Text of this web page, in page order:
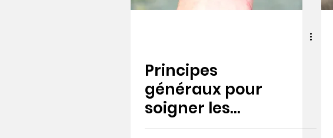
Principes
généraux pour
soigner les
plaies